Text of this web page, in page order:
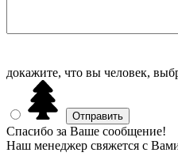
докажите, что вы человек,
Спасибо за Ваше сообщение!
Наш менеджер свяжется с